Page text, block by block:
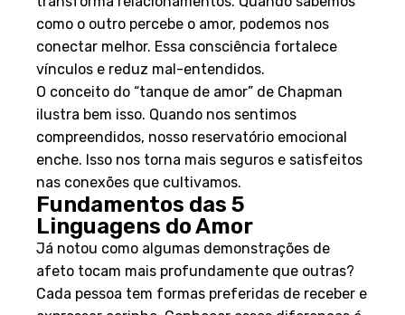
transforma relacionamentos. Quando sabemos
como o outro percebe o amor, podemos nos
conectar melhor. Essa consciência fortalece
vínculos e reduz mal-entendidos.
O conceito do “tanque de amor” de Chapman
ilustra bem isso. Quando nos sentimos
compreendidos, nosso reservatório emocional
enche. Isso nos torna mais seguros e satisfeitos
nas conexões que cultivamos.
Fundamentos das 5
Linguagens do Amor
Já notou como algumas demonstrações de
afeto tocam mais profundamente que outras?
Cada pessoa tem formas preferidas de receber e